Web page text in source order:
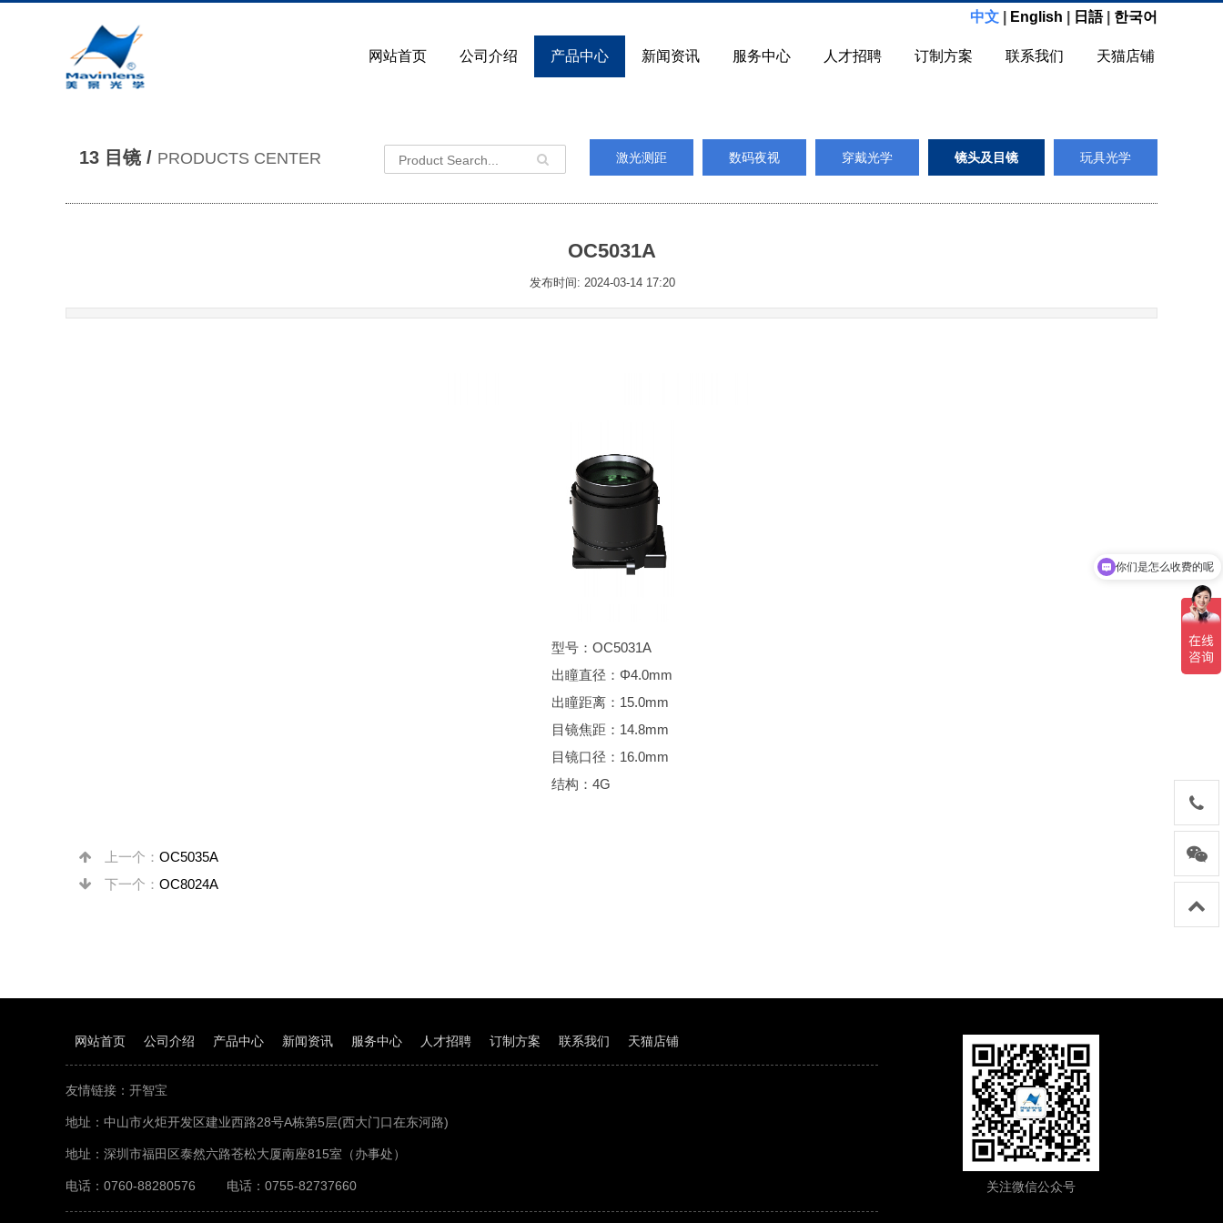
中文 English 日語| 한국어
网站首页 公司介绍 产品中心 新闻资讯 服务中心 人才招聘 订制方案 联系我们 天猫店铺
13 目镜 / PRODUCTS CENTER 激光测距 数码夜视 穿戴光学 镜头及目镜 玩具光学
OC5031A
发布时间: 2024-03-14 17:20
型号：OC5031A
出瞳直径：Φ4.0mm
出瞳距离：15.0mm
目镜焦距：14.8mm
目镜口径：16.0mm
结构：4G
上一个： OC5035A
下一个： OC8024A
网站首页 公司介绍 产品中心 新闻资讯 服务中心 人才招聘 订制方案 联系我们 天猫店铺
友情链接： 开智宝
地址：中山市火炬开发区建业西路28号A栋第5层(西大门口在东河路)
地址：深圳市福田区泰然六路苍松大厦南座815室（办事处）
电话：0760-88280576 电话：0755-82737660 关注微信公众号
你们是怎么收费的呢